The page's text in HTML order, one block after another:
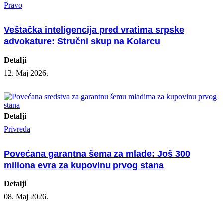
Pravo
Veštačka inteligencija pred vratima srpske
advokature: Stručni skup na Kolarcu
Detalji
12. Maj 2026.
Detalji
Privreda
Povećana garantna šema za mlade: Još 300
miliona evra za kupovinu prvog stana
Detalji
08. Maj 2026.